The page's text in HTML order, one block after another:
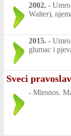
2002. -
Walter),
2015. -
glumac i
Sveci
- Mironos.